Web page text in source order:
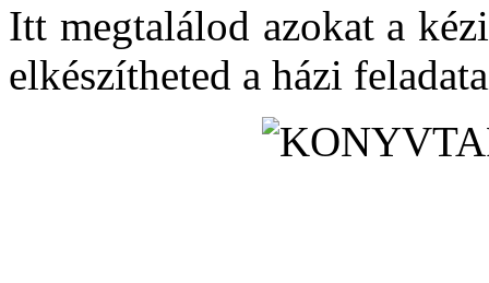
Itt megtalálod azokat a
elkészítheted a házi